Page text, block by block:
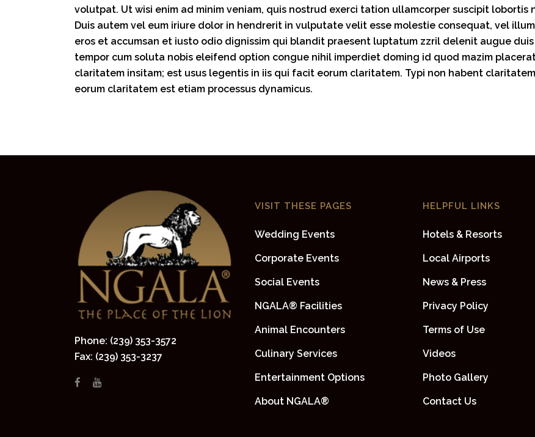
volutpat. Ut wisi enim ad minim veniam, quis nostrud exerci tation ullamcorper suscipit lobortis
Duis autem vel eum iriure dolor in hendrerit in vulputate velit esse molestie consequat, vel
eros et accumsan et iusto odio dignissim qui blandit praesent luptatum zzril delenit augue
tempor cum soluta nobis eleifend option congue nihil imperdiet doming id quod mazim
claritatem insitam; est usus legentis in iis qui facit eorum claritatem. Typi non habent
eorum claritatem est etiam processus dynamicus.
Phone: (239) 353-3572
Fax: (239) 353-3237
VISIT THESE PAGES
Wedding Events
Corporate Events
Social Events
NGALA® Facilities
Animal Encounters
Culinary Services
Entertainment Options
About NGALA®
HELPFUL LINKS
Hotels & Resorts
Local Airports
News & Press
Privacy Policy
Terms of Use
Videos
Photo Gallery
Contact Us